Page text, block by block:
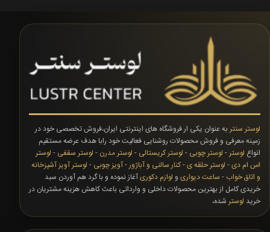
لوستر سنتر به عنوان یکی ار فروشگاه های اینترنتی ایران،فروش تخصصی خود در
زمینه معرفی و فروش محصولات روشنایی فعالیت خود رابا هدف عرضه مستقیم
انواع لوستر - لوستر چوبی - لوستر کریستالی - لوستر مدرن - لوستر سقفی - لوستر
اس ام دی- لوستر حلقه ی-کنار سالنی و آباژور-آویز چوبی - لوستر آویز آشپزخانه
و اتاق خواب - ساعت دیواری و لوازم دکوریآغاز نموده و با گرد هم آوردن سبد
خریدی کامل از بهترین محصولات داخلی و وارداتی باعث کاهش هزینه مشتریان در
خرید لوستر شده،